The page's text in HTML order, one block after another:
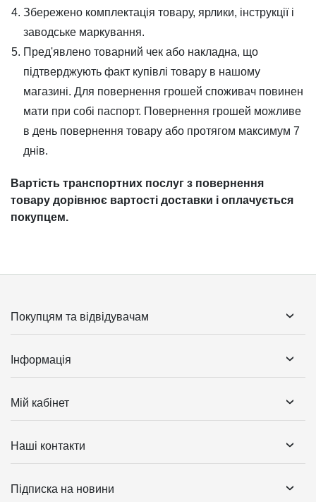
Збережено комплектація товару, ярлики, інструкції і
заводське маркування.
Пред'явлено товарний чек або накладна, що
підтверджують факт купівлі товару в нашому
магазині. Для повернення грошей споживач повинен
мати при собі паспорт. Повернення грошей можливе
в день повернення товару або протягом максимум 7
днів.
Вартість транспортних послуг з повернення
товару дорівнює вартості доставки і оплачується
покупцем.
Покупцям та відвідувачам
Інформація
Мій кабінет
Наші контакти
Підписка на новини